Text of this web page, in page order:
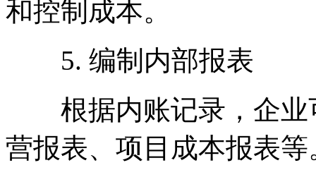
和控制成本。
5. 编制内部报表
根据内账记录，企业
营报表、项目成本报表